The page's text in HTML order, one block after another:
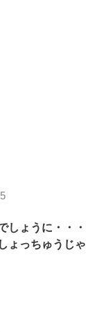
しょうに・・・
ょっちゅうじゃ